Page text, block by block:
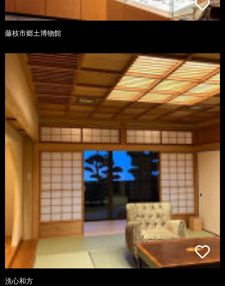
藤枝市郷土博物館
洗心和方